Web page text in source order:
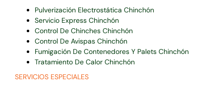
Pulverización Electrostática Chinchón
Servicio Express Chinchón
Control De Chinches Chinchón
Control De Avispas Chinchón
Fumigación De Contenedores Y Palets Chinchón
Tratamiento De Calor Chinchón
SERVICIOS ESPECIALES